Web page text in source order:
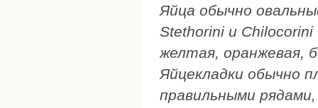
Яйца обычно
Stethorini и
желтая, оранжевая,
Яйцекладки обычно
правильными